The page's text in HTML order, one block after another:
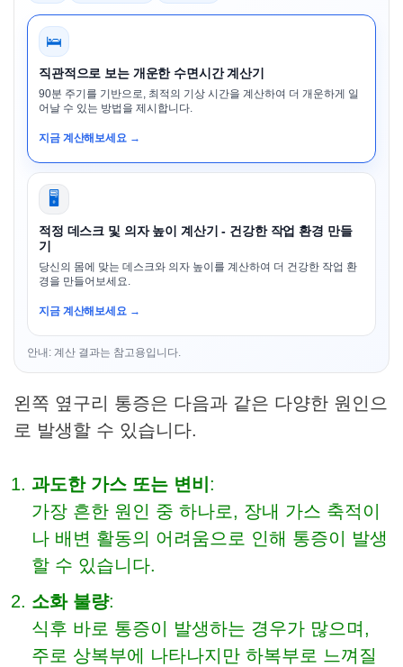
🛌
직관적으로 보는 개운한 수면시간 계산기
90분 주기를 기반으로, 최적의 기상 시간을 계산하여 더 개운하게 일
어날 수 있는 방법을 제시합니다.
지금 계산해보세요 →
🖥️
적정 데스크 및 의자 높이 계산기 - 건강한 작업 환경 만들
기
당신의 몸에 맞는 데스크와 의자 높이를 계산하여 더 건강한 작업 환
경을 만들어보세요.
지금 계산해보세요 →
안내: 계산 결과는 참고용입니다.
왼쪽 옆구리 통증은 다음과 같은 다양한 원인으
로 발생할 수 있습니다.
과도한 가스 또는 변비 :
가장 흔한 원인 중 하나로, 장내 가스 축적이
나 배변 활동의 어려움으로 인해 통증이 발생
할 수 있습니다.
소화 불량:
식후 바로 통증이 발생하는 경우가 많으며,
주로 상복부에 나타나지만 하복부로 느껴질